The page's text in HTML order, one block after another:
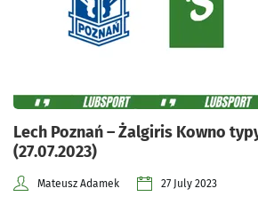
Lech Poznań – Żalgiris Kowno
(27.07.2023)
Mateusz Adamek 27 July 2023